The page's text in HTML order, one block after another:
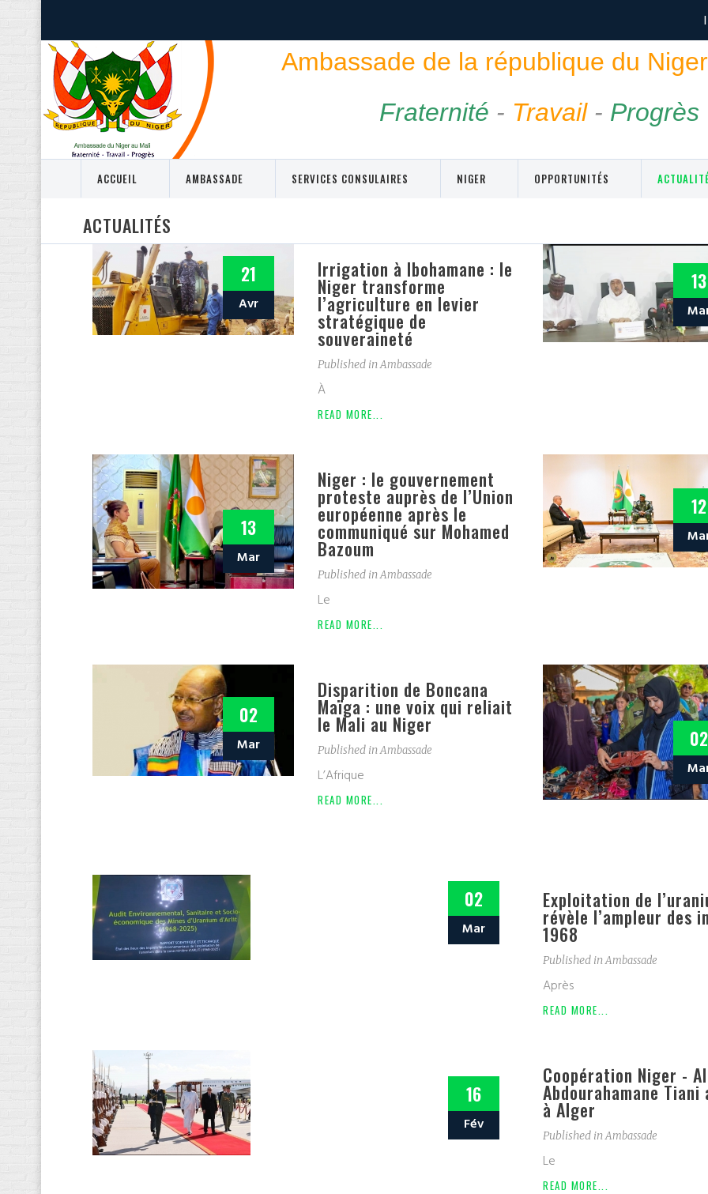
Ambassade de la république du
Fraternité - Travail- Progrès
ACCUEIL AMBASSADE SERVICES CONSULAIRES NIGER OPPORTUNITÉS
ACTUALITÉS
21
Avr
Irrigation à Ibohamane : le
Niger transforme
l’agriculture en levier
stratégique de
souveraineté
Published inAmbassade
À
READ MORE...
13
13
Mar
Niger : le gouvernement
proteste auprès de l’Union
européenne après le
communiqué sur Mohamed
Bazoum
Published inAmbassade
Le
READ MORE...
12
02
Mar
Disparition de Boncana
Maïga : une voix qui reliait
le Mali au Niger
Published inAmbassade
L’Afrique
READ MORE...
02
02
Mar
Exploitation de
révèle l’ampleur des
1968
Published inAmbassade
Après
READ MORE...
16
Fév
Coopération Niger -
Abdourahamane
à Alger
Published inAmbassade
Le
READ MORE...